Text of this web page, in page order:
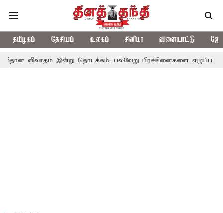
தமிழகம் தேசியம் உலகம் சினிமா விளையாட்டு
இன்று தொடக்கம்: பல்வேறு பிரச்சினைகளை எழுப்ப எதிர்க்கட்சிகள்